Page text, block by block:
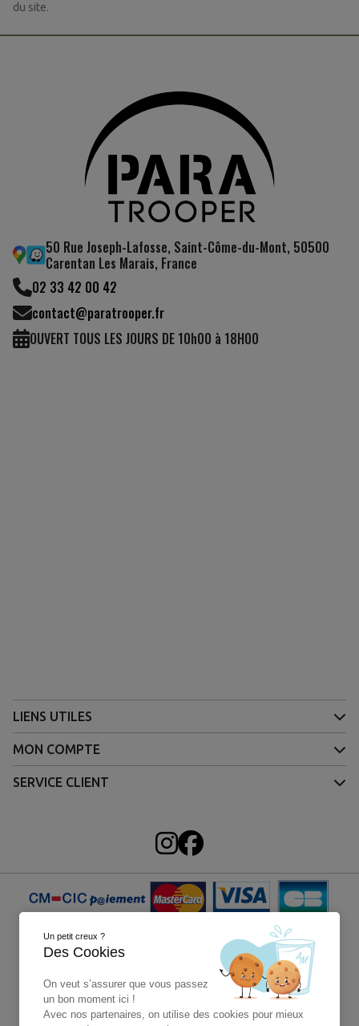
du site.
50 Rue Joseph-Lafosse, Saint-Côme-du-Mont, 50500
Carentan Les Marais, France
02 33 42 00 42
contact@paratrooper.fr
OUVERT TOUS LES JOURS DE 10h00 à 18H00
LIENS UTILES
MON COMPTE
SERVICE CLIENT
4X sans frais Paypal
Un petit creux ?
Des Cookies
On veut s’assurer que vous passez
un bon moment ici !
Avec nos partenaires, on utilise des cookies pour mieux